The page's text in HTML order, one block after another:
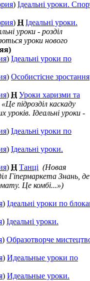
) Ідеальні уроки.
) Н Ідеальні уроки.
уроки - розділ
уроки нового
) Ідеальні уроки по
) Особистісне зростання
) Н Уроки харизми та
підрозділ каскаду
уроків. Ідеальні уроки -
) Ідеальні уроки по
) Ідеальні уроки.
) Н Танці (Новая
Гіпермаркета Знань, де
Це комбі...»)
) Ідеальні уроки по
) Ідеальні уроки.
) Образотворче
) Идеальные уроки по
) Идеальные уроки.